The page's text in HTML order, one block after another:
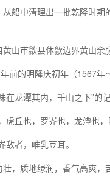
船中清理出一批乾隆时
山市歙县休歙边界黄山余
前的明隆庆初年（1567年
龙潭其内，千山之下”的记
虎丘也，罗岕也，龙潭也
者，唯乳豆耳。
，质地绿润，香气高爽